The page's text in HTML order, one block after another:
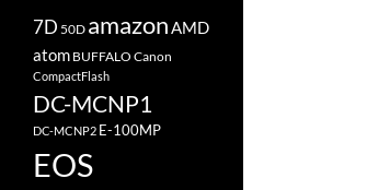
7D 50D amazonAMD
atom BUFFALO Canon
CompactFlash
DC-MCNP1
DC-MCNP2 E-100MP
EOS